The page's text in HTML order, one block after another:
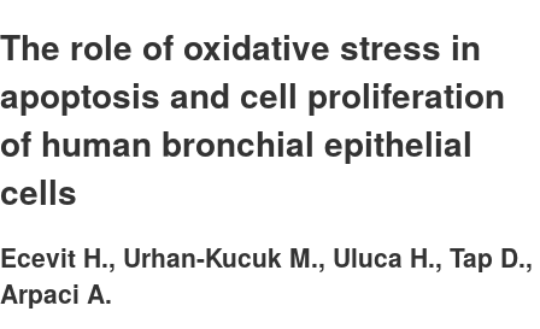
The role of oxidative stress in
apoptosis and cell proliferation
of human bronchial epithelial
cells
Ecevit H., Urhan-Kucuk M., Uluca H., Tap D.,
Arpaci A.